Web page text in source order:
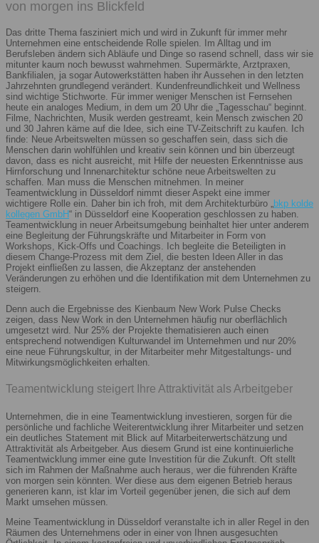
von morgen ins Blickfeld
Das dritte Thema fasziniert mich und wird in Zukunft für immer mehr
Unternehmen eine entscheidende Rolle spielen. Im Alltag und im
Berufsleben ändern sich Abläufe und Dinge so rasend schnell, dass wir sie
mitunter kaum noch bewusst wahrnehmen. Supermärkte, Arztpraxen,
Bankfilialen, ja sogar Autowerkstätten haben ihr Aussehen in den letzten
Jahrzehnten grundlegend verändert. Kundenfreundlichkeit und Wellness
sind wichtige Stichworte. Für immer weniger Menschen ist Fernsehen
heute ein analoges Medium, in dem um 20 Uhr die „Tagesschau“ beginnt.
Filme, Nachrichten, Musik werden gestreamt, kein Mensch zwischen 20
und 30 Jahren käme auf die Idee, sich eine TV-Zeitschrift zu kaufen. Ich
finde: Neue Arbeitswelten müssen so geschaffen sein, dass sich die
Menschen darin wohlfühlen und kreativ sein können und bin überzeugt
davon, dass es nicht ausreicht, mit Hilfe der neuesten Erkenntnisse aus
Hirnforschung und Innenarchitektur schöne neue Arbeitswelten zu
schaffen. Man muss die Menschen mitnehmen. In meiner
Teamentwicklung in Düsseldorf nimmt dieser Aspekt eine immer
wichtigere Rolle ein. Daher bin ich froh, mit dem Architekturbüro „bkp kolde
kollegen GmbH“ in Düsseldorf eine Kooperation geschlossen zu haben.
Teamentwicklung in neuer Arbeitsumgebung beinhaltet hier unter anderem
eine Begleitung der Führungskräfte und Mitarbeiter in Form von
Workshops, Kick-Offs und Coachings. Ich begleite die Beteiligten in
diesem Change-Prozess mit dem Ziel, die besten Ideen Aller in das
Projekt einfließen zu lassen, die Akzeptanz der anstehenden
Veränderungen zu erhöhen und die Identifikation mit dem Unternehmen zu
steigern.
Denn auch die Ergebnisse des Kienbaum New Work Pulse Checks
zeigen, dass New Work in den Unternehmen häufig nur oberflächlich
umgesetzt wird. Nur 25% der Projekte thematisieren auch einen
entsprechend notwendigen Kulturwandel im Unternehmen und nur 20%
eine neue Führungskultur, in der Mitarbeiter mehr Mitgestaltungs- und
Mitwirkungsmöglichkeiten erhalten.
Teamentwicklung steigert Ihre Attraktivität als Arbeitgeber
Unternehmen, die in eine Teamentwicklung investieren, sorgen für die
persönliche und fachliche Weiterentwicklung ihrer Mitarbeiter und setzen
ein deutliches Statement mit Blick auf Mitarbeiterwertschätzung und
Attraktivität als Arbeitgeber. Aus diesem Grund ist eine kontinuierliche
Teamentwicklung immer eine gute Investition für die Zukunft. Oft stellt
sich im Rahmen der Maßnahme auch heraus, wer die führenden Kräfte
von morgen sein könnten. Wer diese aus dem eigenen Betrieb heraus
generieren kann, ist klar im Vorteil gegenüber jenen, die sich auf dem
Markt umsehen müssen.
Meine Teamentwicklung in Düsseldorf veranstalte ich in aller Regel in den
Räumen des Unternehmens oder in einer von Ihnen ausgesuchten